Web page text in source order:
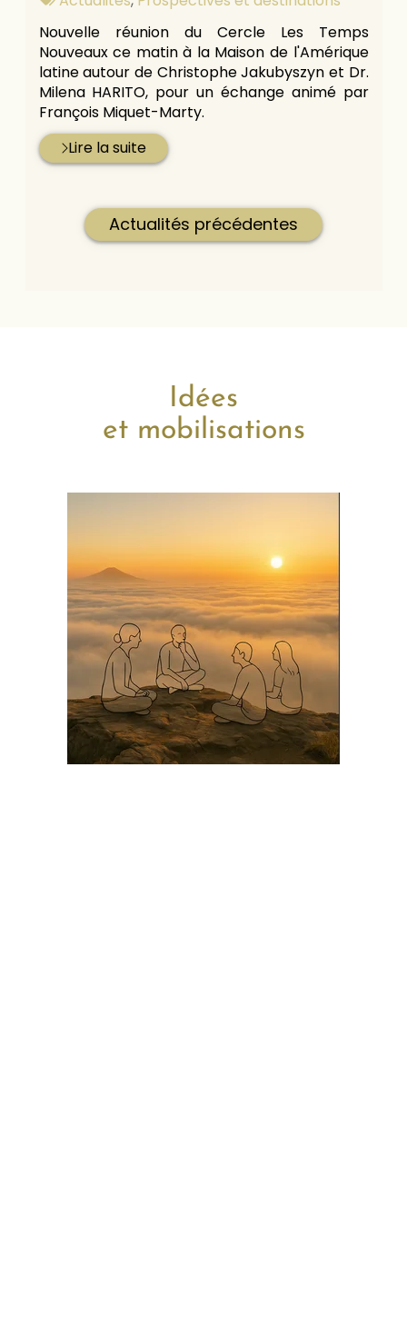
Nouvelle réunion du Cercle Les Temps
Nouveaux ce matin à la Maison de l'Amérique
latine autour de Christophe Jakubyszyn et Dr.
Milena HARITO, pour un échange animé par
François Miquet-Marty.
Lire la suite
Actualités précédentes
Idées
et mobilisations